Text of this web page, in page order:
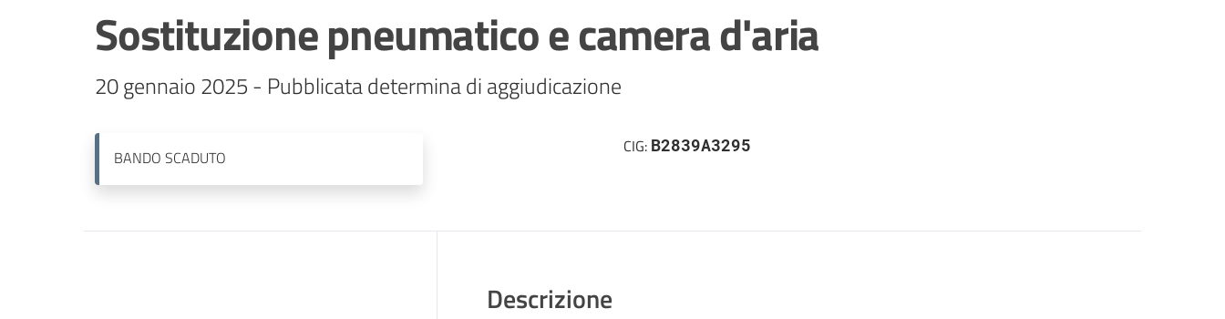
Sostituzione pneumatico e camera d'aria
20 gennaio 2025 - Pubblicata determina di aggiudicazione
BANDO SCADUTO
CIG: B2839A3295
Descrizione